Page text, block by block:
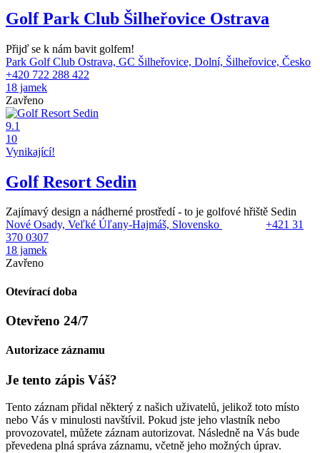
Golf Park Club Šilheřovice Ostrava
Přijď se k nám bavit golfem!
Park Golf Club Ostrava, GC Šilheřovice, Dolní, Šilheřovice, Česko
+420 722 288 422
18 jamek
Zavřeno
9.1
10
Vynikající!
Golf Resort Sedin
Zajímavý design a nádherné prostředí - to je golfové hřiště Sedin
Nové Osady, Veľké Úľany-Hajmáš, Slovensko
+421 31
370 0307
18 jamek
Zavřeno
Otevírací doba
Otevřeno 24/7
Autorizace záznamu
Je tento zápis Váš?
Tento záznam přidal některý z našich uživatelů, jelikož toto místo
nebo Vás v minulosti navštívil. Pokud jste jeho vlastník nebo
provozovatel, můžete záznam autorizovat. Následně na Vás bude
převedena plná správa záznamu, včetně jeho možných úprav.